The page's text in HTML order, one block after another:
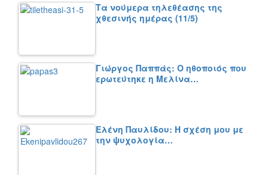
Τα νούμερα τηλεθέασης της
χθεσινής ημέρας (11/5)
Γιώργος Παππάς: Ο ηθοποιός που
ερωτεύτηκε η Μελίνα…
Ελένη Παυλίδου: Η σχέση μου με
την ψυχολογία…